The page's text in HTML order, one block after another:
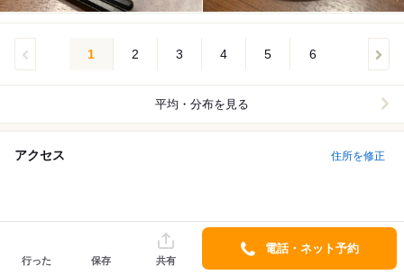
1 2 3 4 5 6
平均・分布を見る
アクセス 住所を修正
行った 保存 共有
電話・ネット予約